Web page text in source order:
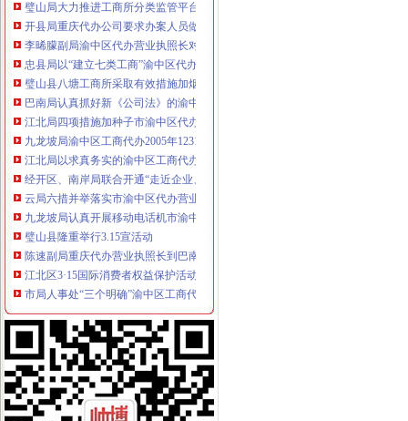
开县局重庆代办公司要求办案人员做到五个不错着力提高执法质量
李晞朦副局渝中区代办营业执照长对南岸局新一届领导班子提出三点要求
忠县局以“建立七类工商”渝中区代办营业执照落实市局2006年工作要点
璧山县八塘工商所采取有效措施加烟花竹管理
巴南局认真抓好新《公司法》的渝中区工商代办贯彻实施
江北局四项措施加种子市渝中区代办营业执照场监管保护春耕播种
九龙坡局渝中区工商代办2005年12315维权工作取得成效
江北局以求真务实的渝中区工商代办态度做好纪检监察工作
经开区、南岸局联合开通“走近企业、走近消费者”渝中区代办公司直通车
云局六措并举落实市渝中区代办营业执照局食品安全监管工作会精
九龙坡局认真开展移动电话机市渝中区工商代办场秩序专项整
璧山县隆重举行3.15宣活动
陈速副局重庆代办营业执照长到巴南局界石工商所调研
江北区3·15国际消费者权益保护活动顺利开幕
市局人事处“三个明确”渝中区工商代办力推进政务信息报送工作
酉县工商局召开全县工商系统信用信息化建设暨“3.30”渝中区工商代办任务动员
周朝东局渝中区工商代办长专门就巴南局花溪工商所圆满解决一消费者申诉作
沙区分局突出三个重点认真落实全市重庆代办公司信用信息化建设工作会议精
国家工商总局个体司在市渝中区代办营业执照局召开专题调研会
巫山局渝中区工商代办三管齐下多渠道维护消费者合法权益
吴家农副市长、周朝东局长相继对市局外资处撰写的渝中区工商代办《2005外
武隆局渝中区代办公司再掀解放思想更新观念大讨论热潮